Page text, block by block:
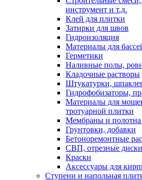
инструмент и т.д.
Клей для плитки
Затирки для швов
Гидроизоляция
Материалы для
Герметики
Наливные полы,
Кладочные растворы
Штукатурки,
Гидрофобизаторы,
Материалы для
тротуарной плитки
Мембраны и полотна
Грунтовки, добавки
Бетоноремонтные
СВП, отрезные
Краски
Аксессуары для
Ступени и напольная